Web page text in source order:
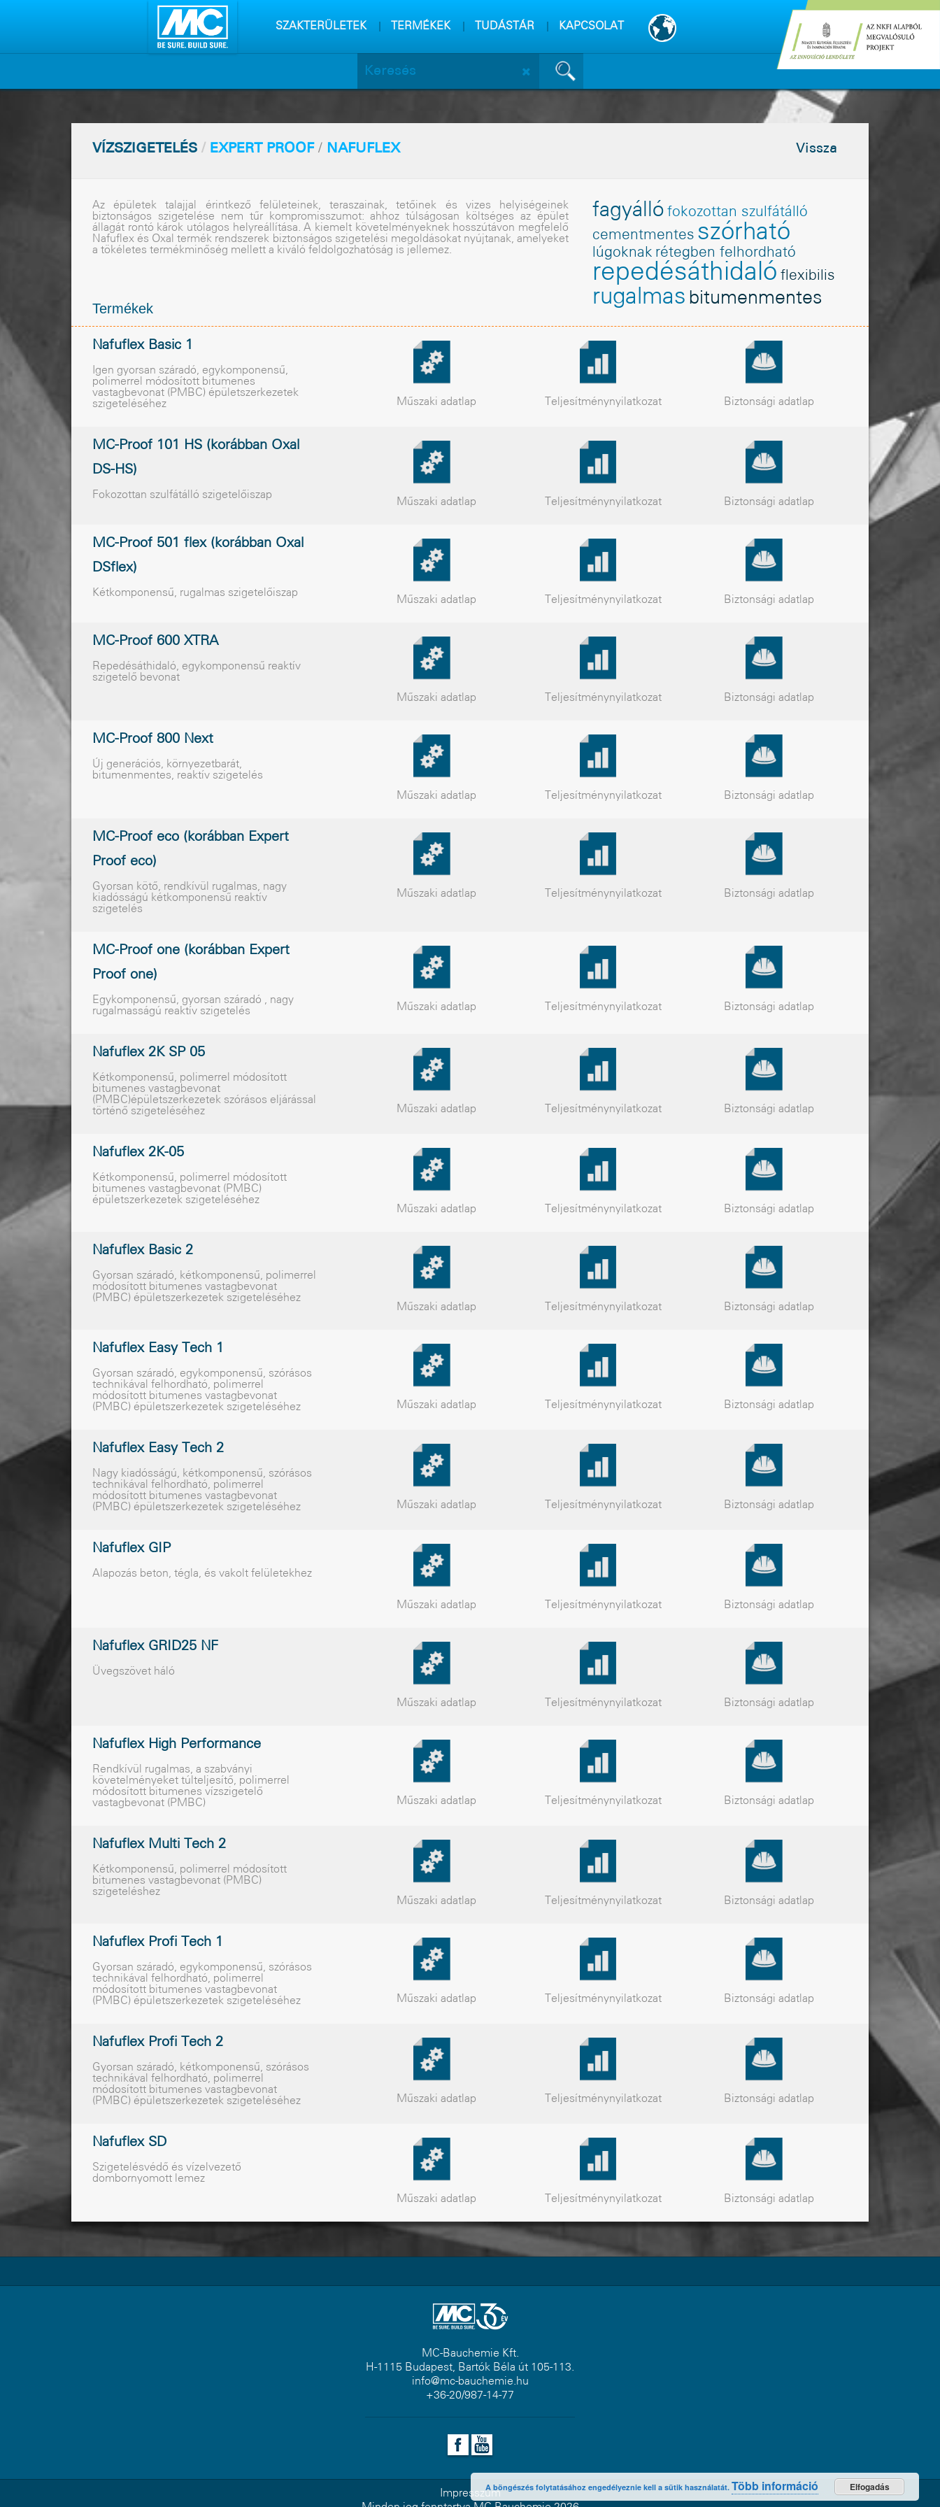
SZAKTERÜLETEK
TERMÉKEK TUDÁSTÁR KAPCSOLAT
VÍZSZIGETELÉS / EXPERT PROOF / NAFUFLEX Vissza
Az épületek talajjal érintkezõ felületeinek, teraszainak, tetõinek és vizes helyiségeinek
biztonságos szigetelése nem tûr kompromisszumot: ahhoz túlságosan költséges az épület
állagát rontó károk utólagos helyreállítása. A kiemelt követelményeknek hosszútávon megfelelõ
Nafuflex és Oxal termék rendszerek biztonságos szigetelési megoldásokat nyújtanak, amelyeket
a tökéletes termékminõség mellett a kiváló feldolgozhatóság is jellemez.
fagyálló fokozottan szulfátálló
cementmentes szórható
lúgoknak rétegben felhordható
repedésáthidaló flexibilis
rugalmas bitumenmentes
Termékek
Nafuflex Basic 1
Igen gyorsan száradó, egykomponensû,
polimerrel módosított bitumenes
vastagbevonat (PMBC) épületszerkezetek
szigeteléséhez
Műszaki adatlap Teljesítménynyilatkozat Biztonsági adatlap
MC-Proof 101 HS (korábban Oxal
DS-HS)
Fokozottan szulfátálló szigetelõiszap
Műszaki adatlap Teljesítménynyilatkozat Biztonsági adatlap
MC-Proof 501 flex (korábban Oxal
DSflex)
Kétkomponensû, rugalmas szigetelõiszap
Műszaki adatlap Teljesítménynyilatkozat Biztonsági adatlap
MC-Proof 600 XTRA
Repedésáthidaló, egykomponensű reaktív
szigetelő bevonat
Műszaki adatlap Teljesítménynyilatkozat Biztonsági adatlap
MC-Proof 800 Next
Új generációs, környezetbarát,
bitumenmentes, reaktív szigetelés
Műszaki adatlap Teljesítménynyilatkozat Biztonsági adatlap
MC-Proof eco (korábban Expert
Proof eco)
Gyorsan kötõ, rendkívül rugalmas, nagy
kiadósságú kétkomponensû reaktív
szigetelés
Műszaki adatlap Teljesítménynyilatkozat Biztonsági adatlap
MC-Proof one (korábban Expert
Proof one)
Egykomponensû, gyorsan száradó , nagy
rugalmasságú reaktív szigetelés
Műszaki adatlap Teljesítménynyilatkozat Biztonsági adatlap
Nafuflex 2K SP 05
Kétkomponensû, polimerrel módosított
bitumenes vastagbevonat
(PMBC)épületszerkezetek szórásos eljárással
történõ szigeteléséhez
Műszaki adatlap Teljesítménynyilatkozat Biztonsági adatlap
Nafuflex 2K-05
Kétkomponensû, polimerrel módosított
bitumenes vastagbevonat (PMBC)
épületszerkezetek szigeteléséhez
Műszaki adatlap Teljesítménynyilatkozat Biztonsági adatlap
Nafuflex Basic 2
Gyorsan száradó, kétkomponensû, polimerrel
módosított bitumenes vastagbevonat
(PMBC) épületszerkezetek szigeteléséhez
Műszaki adatlap Teljesítménynyilatkozat Biztonsági adatlap
Nafuflex Easy Tech 1
Gyorsan száradó, egykomponensû, szórásos
technikával felhordható, polimerrel
módosított bitumenes vastagbevonat
(PMBC) épületszerkezetek szigeteléséhez
Műszaki adatlap Teljesítménynyilatkozat Biztonsági adatlap
Nafuflex Easy Tech 2
Nagy kiadósságú, kétkomponensû, szórásos
technikával felhordható, polimerrel
módosított bitumenes vastagbevonat
(PMBC) épületszerkezetek szigeteléséhez
Műszaki adatlap Teljesítménynyilatkozat Biztonsági adatlap
Nafuflex GIP
Alapozás beton, tégla, és vakolt felületekhez
Műszaki adatlap Teljesítménynyilatkozat Biztonsági adatlap
Nafuflex GRID25 NF
Üvegszövet háló
Műszaki adatlap Teljesítménynyilatkozat Biztonsági adatlap
Nafuflex High Performance
Rendkívül rugalmas, a szabványi
követelményeket túlteljesítő, polimerrel
módosított bitumenes vízszigetelő
vastagbevonat (PMBC)
Műszaki adatlap Teljesítménynyilatkozat Biztonsági adatlap
Nafuflex Multi Tech 2
Kétkomponensű, polimerrel módosított
bitumenes vastagbevonat (PMBC)
szigeteléshez
Műszaki adatlap Teljesítménynyilatkozat Biztonsági adatlap
Nafuflex Profi Tech 1
Gyorsan száradó, egykomponensű, szórásos
technikával felhordható, polimerrel
módosított bitumenes vastagbevonat
(PMBC) épületszerkezetek szigeteléséhez
Műszaki adatlap Teljesítménynyilatkozat Biztonsági adatlap
Nafuflex Profi Tech 2
Gyorsan száradó, kétkomponensû, szórásos
technikával felhordható, polimerrel
módosított bitumenes vastagbevonat
(PMBC) épületszerkezetek szigeteléséhez
Műszaki adatlap Teljesítménynyilatkozat Biztonsági adatlap
Nafuflex SD
Szigetelésvédő és vízelvezető
dombornyomott lemez
Műszaki adatlap Teljesítménynyilatkozat Biztonsági adatlap
MC-Bauchemie Kft.
H-1115 Budapest, Bartók Béla út 105-113.
info@mc-bauchemie.hu
+36-20/987-14-77
Impresszum
A böngészés folytatásához engedélyeznie kell a sütik használatát. Több információ Elfogadás